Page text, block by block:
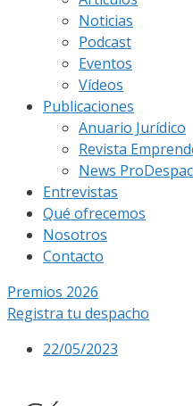
Noticias
Podcast
Eventos
Vídeos
Publicaciones
Anuario Jurídico
Revista
News
Entrevistas
Qué ofrecemos
Nosotros
Contacto
Premios 2026
Registra tu despacho
22/05/2023